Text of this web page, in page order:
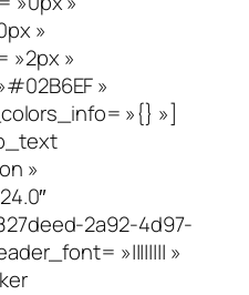
»
»2px »
»
»{} »]
»
2a92-4d97-
»|||||||| »